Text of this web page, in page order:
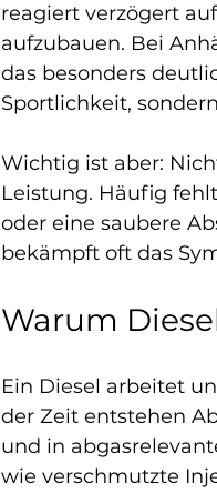
reagiert verzögert
aufzubauen. Bei
das besonders
Sportlichkeit,
Wichtig ist aber:
Leistung. Häufig
oder eine saubere
bekämpft oft das
Warum
Ein Diesel arbeitet
der Zeit entstehen
und in
wie verschmutzte